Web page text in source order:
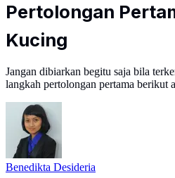
Pertolongan
Kucing
Jangan dibiarkan begitu saja bila
langkah pertolongan pertama berikut
Benedikta Desideria